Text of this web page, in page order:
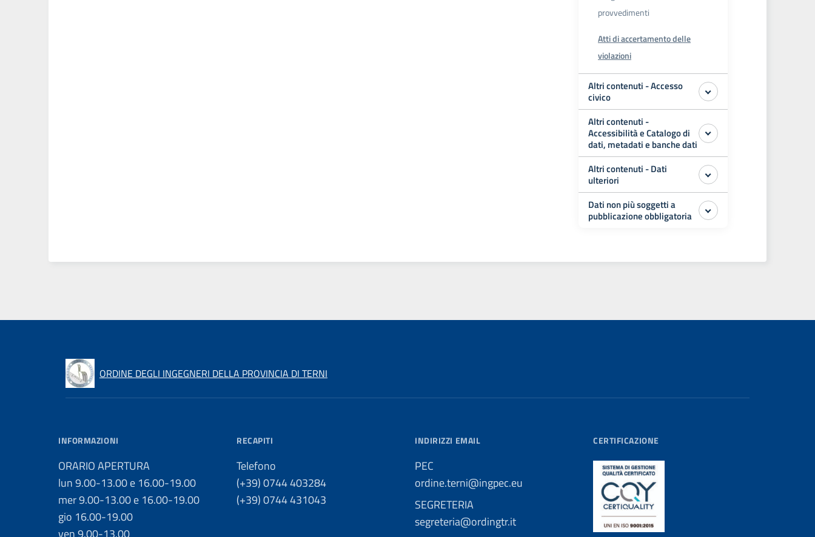
provvedimenti
Atti di accertamento delle
violazioni
Altri contenuti - Accesso
civico
Altri contenuti -
Accessibilità e Catalogo di
dati, metadati e banche dati
Altri contenuti - Dati
ulteriori
Dati non più soggetti a
pubblicazione obbligatoria
ORDINE DEGLI INGEGNERI DELLA PROVINCIA DI TERNI
INFORMAZIONI
ORARIO APERTURA
lun 9.00-13.00 e 16.00-19.00
mer 9.00-13.00 e 16.00-19.00
gio 16.00-19.00
RECAPITI
Telefono
(+39) 0744 403284
(+39) 0744 431043
INDIRIZZI EMAIL
PEC
ordine.terni@ingpec.eu
SEGRETERIA
segreteria@ordingtr.it
CERTIFICAZIONE